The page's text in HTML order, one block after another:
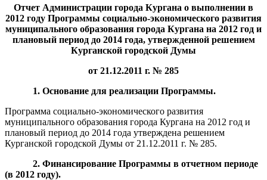
Отчет Администрации города Кургана о выполнении в
2012 году Программы социально-экономического развития
муниципального образования города Кургана на 2012 год и
плановый период до 2014 года, утвержденной решением
Курганской городской Думы
от 21.12.2011 г. № 285
1. Основание для реализации Программы.
Программа социально-экономического развития
муниципального образования города Кургана на 2012 год и
плановый период до 2014 года утверждена решением
Курганской городской Думы от 21.12.2011 г. № 285.
2. Финансирование Программы в отчетном периоде
(в 2012 году).